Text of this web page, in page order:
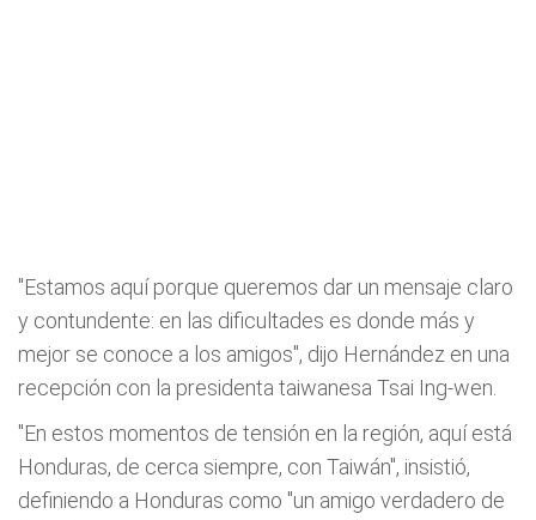
"Estamos aquí porque queremos dar un mensaje claro
y contundente: en las dificultades es donde más y
mejor se conoce a los amigos", dijo Hernández en una
recepción con la presidenta taiwanesa Tsai Ing-wen.
"En estos momentos de tensión en la región, aquí está
Honduras, de cerca siempre, con Taiwán", insistió,
definiendo a Honduras como "un amigo verdadero de